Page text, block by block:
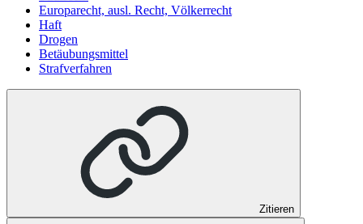
Europarecht, ausl. Recht, Völkerrecht
Haft
Drogen
Betäubungsmittel
Strafverfahren
Zitieren